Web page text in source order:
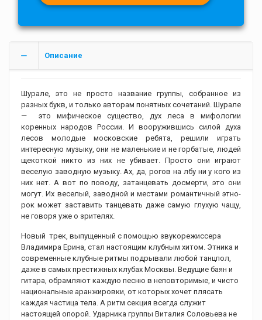
Описание
Шурале, это не просто название группы, собранное из
разных букв, и только авторам понятных сочетаний. Шурале
— это мифическое существо, дух леса в мифологии
коренных народов России. И вооружившись силой духа
лесов молодые московские ребята, решили играть
интересную музыку, они не маленькие и не горбатые, людей
щекоткой никто из них не убивает. Просто они играют
веселую заводную музыку. Ах, да, рогов на лбу ни у кого из
них нет. А вот по поводу, затанцевать досмерти, это они
могут. Их веселый, заводной и местами романтичный этно-
рок может заставить танцевать даже самую глухую чащу,
не говоря уже о зрителях.
Новый трек, выпущенный с помощью звукорежиссера
Владимира Ерина, стал настоящим клубным хитом. Этника и
современные клубные ритмы подрывали любой танцпол,
даже в самых престижных клубах Москвы. Ведущие баян и
гитара, обрамляют каждую песню в неповторимые, и чисто
национальные аранжировки, от которых хочет плясать
каждая частица тела. А ритм секция всегда служит
настоящей опорой. Ударника группы Виталия Соловьева не